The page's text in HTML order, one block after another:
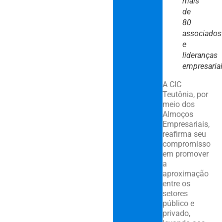
de
80
associados
e
lideranças
A CIC
Teutônia, por
meio dos
Almoços
Empresariais,
reafirma seu
compromisso
em promover
a
aproximação
entre os
setores
público e
privado,